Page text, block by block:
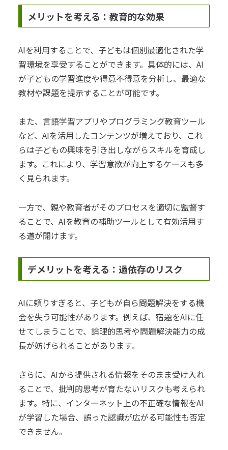
メリットを考える：教育的な効果
AIを利用することで、子どもは個別最適化された学
習環境を享受することができます。具体的には、AI
が子どもの学習進度や得意不得意を分析し、最適な
教材や課題を提示することが可能です。
また、言語学習アプリやプログラミング教育ツール
など、AIを活用したコンテンツが増えており、これ
らは子どもの興味を引き出しながらスキルを育成し
ます。これにより、学習意欲が向上するケースも多
く見られます。
一方で、親や教育者がそのプロセスを適切に監督す
ることで、AIを教育の補助ツールとして有効活用す
る道が開けます。
デメリットを考える：過依存のリスク
AIに頼りすぎると、子どもが自ら問題解決をする機
会を失う可能性があります。例えば、宿題をAIに任
せてしまうことで、論理的思考や問題解決能力の成
長が妨げられることがあります。
さらに、AIから提供される情報をそのまま受け入れ
ることで、批判的思考が育たないリスクも考えられ
ます。特に、インターネット上の不正確な情報をAI
が学習した場合、誤った認識が広がる可能性も否定
できません。